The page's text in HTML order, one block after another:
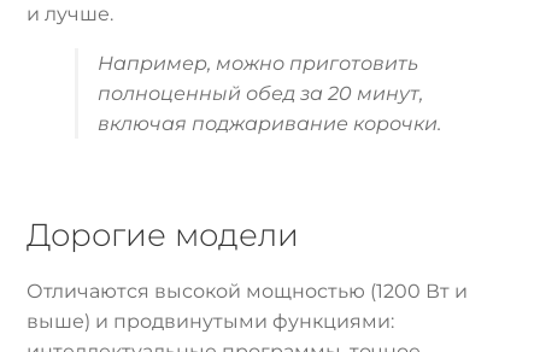
и лучше.
Например, можно приготовить
полноценный обед за 20 минут,
включая поджаривание корочки.
Дорогие модели
Отличаются высокой мощностью (1200 Вт и
выше) и продвинутыми функциями: